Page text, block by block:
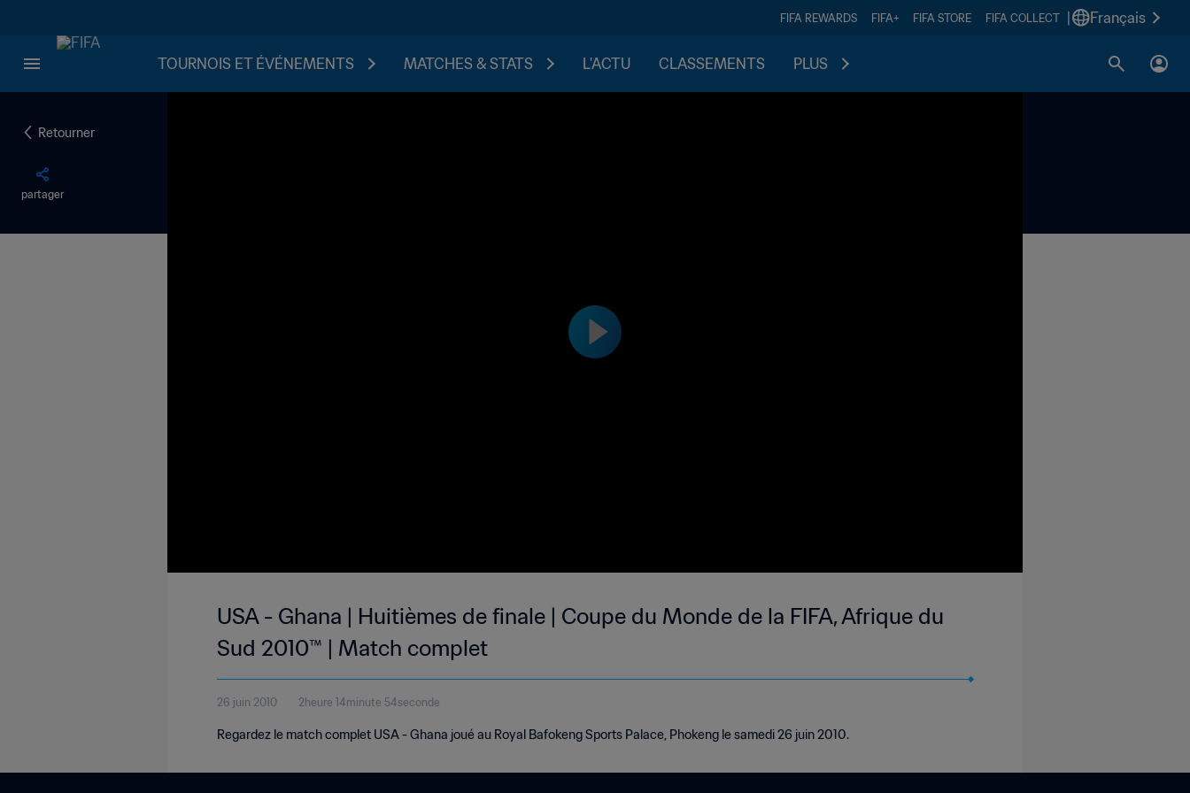
FIFA REWARDS FIFA+ FIFA STORE FIFA COLLECT Français
TOURNOIS ET ÉVÉNEMENTS MATCHES & STATS L'ACTU CLASSEMENTS PLUS
Retourner
partager
USA - Ghana | Huitièmes de finale | Coupe du Monde de la FIFA, Afrique du
Sud 2010™ | Match complet
26 juin 2010 2heure 14minute 54seconde
Regardez le match complet USA - Ghana joué au Royal Bafokeng Sports Palace, Phokeng le samedi 26 juin 2010.